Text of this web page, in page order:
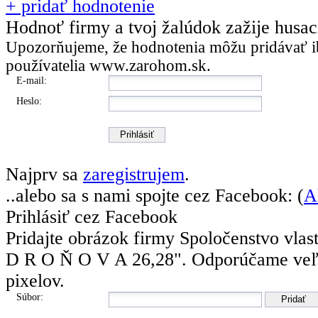
+ pridať hodnotenie
Hodnoť firmy a tvoj žalúdok zažije
Upozorňujeme, že hodnotenia môžu pridávať
používatelia www.zarohom.sk.
E-mail:
Heslo:
Najprv sa zaregistrujem.
..alebo sa s nami spojte cez Facebook: (
Prihlásiť cez Facebook
Pridajte obrázok firmy Spoločenstvo
D R O Ň O V A 26,28". Odporúčame
pixelov.
Súbor: